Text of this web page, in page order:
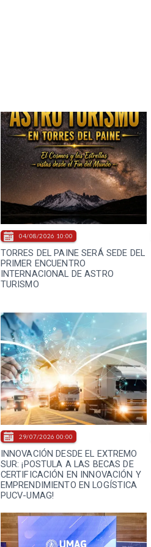
TORRES DEL PAINE SERÁ SEDE DEL
PRIMER ENCUENTRO
INTERNACIONAL DE ASTRO
TURISMO
04/08/2026 10:00
INNOVACIÓN DESDE EL EXTREMO
SUR: ¡POSTULA A LAS BECAS DE
CERTIFICACIÓN EN INNOVACIÓN Y
EMPRENDIMIENTO EN LOGÍSTICA
PUCV-UMAG!
29/07/2026 00:00